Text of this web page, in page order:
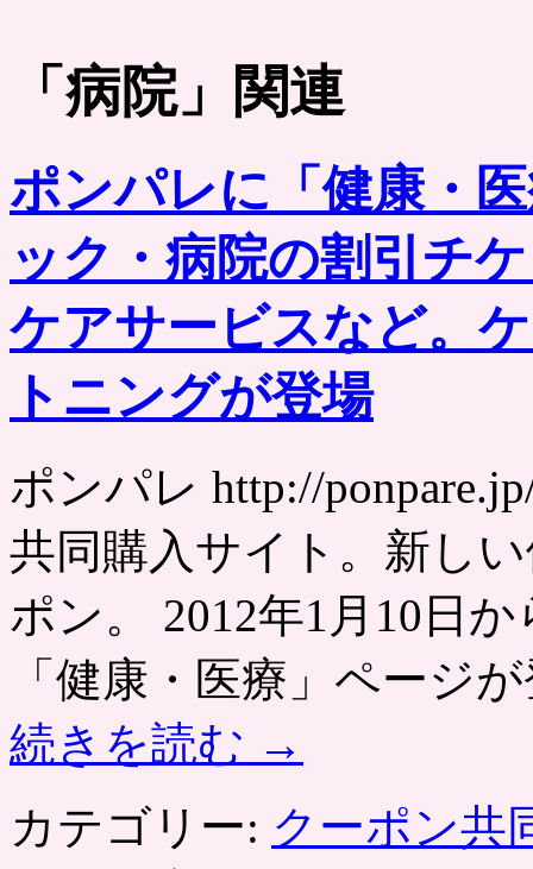
「病院」関連
ポンパレに「健康・
ック・病院の割引チ
ケアサービスなど。
トニングが登場
ポンパレ http://
共同購入サイト。新し
ポン。 2012年1月10日
「健康・医療」ページ
続きを読む →
カテゴリー: クーポン共